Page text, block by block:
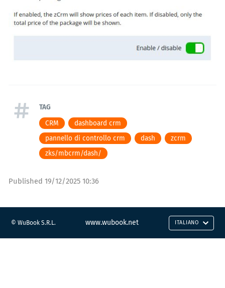
TAG
CRM
dashboard crm
pannello di controllo crm
dash
zcrm
zks/mbcrm/dash/
Published 19/12/2025 10:36
© WuBook S.R.L. www.wubook.net ITALIANO